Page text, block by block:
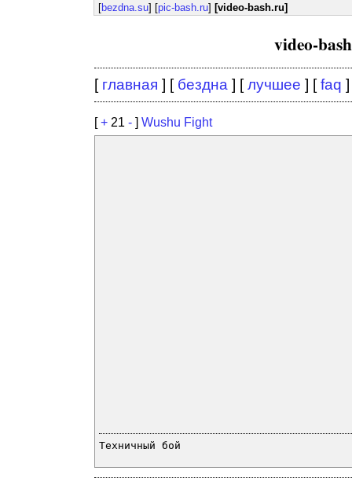
[bezdna.su] [pic-bash.ru] [video-bash.ru]
video-
[ главная ] [ бездна ] [лучшее ] [faq ]
[+ 21 - ] Wushu Fight
Техничный бой